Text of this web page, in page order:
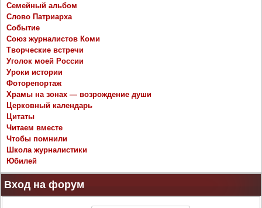
Семейный альбом
Слово Патриарха
Событие
Союз журналистов Коми
Творческие встречи
Уголок моей России
Уроки истории
Фоторепортаж
Храмы на зонах — возрождение души
Церковный календарь
Цитаты
Читаем вместе
Чтобы помнили
Школа журналистики
Юбилей
Вход на форум